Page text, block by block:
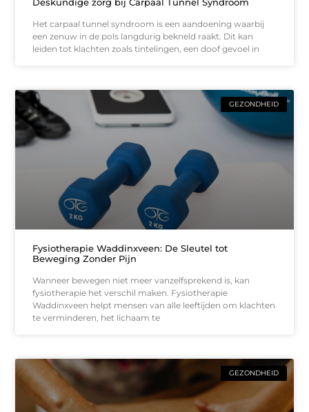
Het carpaal tunnel syndroom is een aandoening waarbij
een zenuw in de pols langdurig bekneld raakt. Dit kan
leiden tot klachten zoals tintelingen, een doof gevoel in
GEZONDHEID
Fysiotherapie Waddinxveen: De Sleutel tot
Beweging Zonder Pijn
Wanneer bewegen niet meer vanzelfsprekend is, kan
fysiotherapie het verschil maken. Fysiotherapie
Waddinxveen helpt mensen van alle leeftijden om klachten
te verminderen, het lichaam te
GEZONDHEID